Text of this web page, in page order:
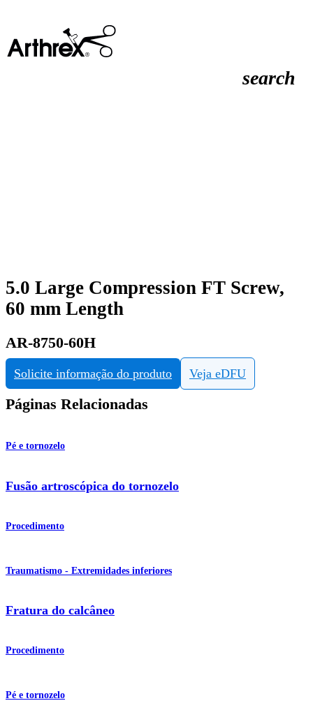
search
5.0 Large Compression FT Screw,
60 mm Length
AR-8750-60H
Solicite informação do produto Veja eDFU
Páginas Relacionadas
Pé e tornozelo
Fusão artroscópica do tornozelo
Procedimento
Traumatismo - Extremidades inferiores
Fratura do calcâneo
Procedimento
Pé e tornozelo